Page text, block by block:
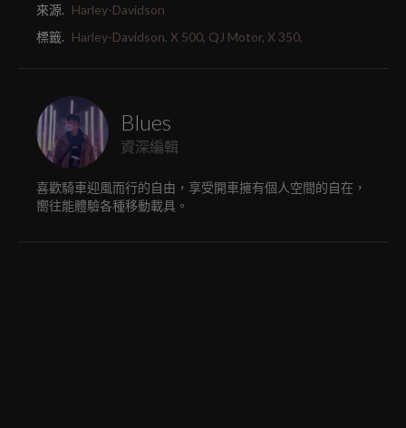
來源. Harley-Davidson
標籤. Harley-Davidson, X 500, QJ Motor, X 350,
Blues
資深編輯
喜歡騎車迎風而行的自由，享受開車擁有個人空間的自在，
嚮往能體驗各種移動載具。